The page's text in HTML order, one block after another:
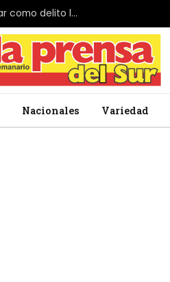
El Parlamento de Japón da el primer paso para tipificar como delito la profanación de la bandera nacional
Nacionales Variedad